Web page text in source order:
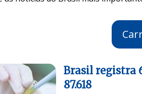
Brasil registra
87.618